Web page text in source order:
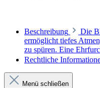
Beschreibung
Die
ermöglicht tiefes
zu spüren. Eine
Rechtliche
Menü schließen